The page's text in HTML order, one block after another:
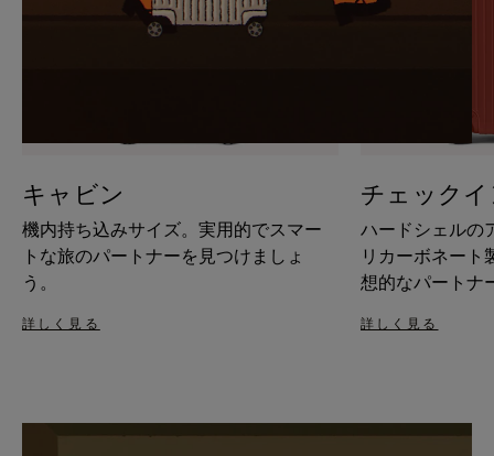
キャビン
機内持ち込みサイズ。実用的でスマー
トな旅のパートナーを見つけましょ
う。
詳しく見る
チェック
ハードシェルの
リカーボネート
想的なパートナ
詳しく見る